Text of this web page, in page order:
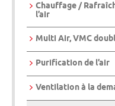
Chauffage /
l’air
Multi Air, VMC
Purification de l’air
Ventilation à la